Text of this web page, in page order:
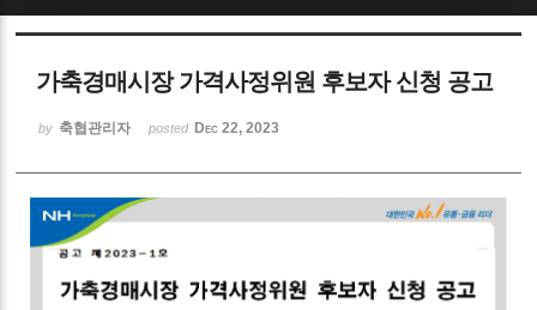
가축경매시장 가격사정위원 후보자 신청 공고
by 축협관리자 posted Dec 22, 2023
Sketchbook5, 스케치북5
Sketchbook5, 스케치북5